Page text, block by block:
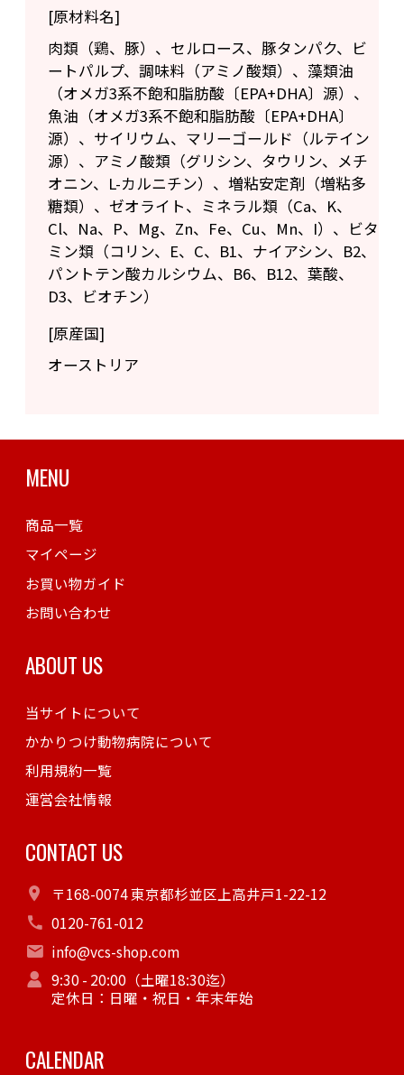
[原材料名]
肉類（鶏、豚）、セルロース、豚タンパク、ビ
ートパルプ、調味料（アミノ酸類）、藻類油
（オメガ3系不飽和脂肪酸〔EPA+DHA〕源）、
魚油（オメガ3系不飽和脂肪酸〔EPA+DHA〕
源）、サイリウム、マリーゴールド（ルテイン
源）、アミノ酸類（グリシン、タウリン、メチ
オニン、L-カルニチン）、増粘安定剤（増粘多
糖類）、ゼオライト、ミネラル類（Ca、K、
Cl、Na、P、Mg、Zn、Fe、Cu、Mn、I）、ビタ
ミン類（コリン、E、C、B1、ナイアシン、B2、
パントテン酸カルシウム、B6、B12、葉酸、
D3、ビオチン）
[原産国]
オーストリア
MENU
商品一覧
マイページ
お買い物ガイド
お問い合わせ
ABOUT US
当サイトについて
かかりつけ動物病院について
利用規約一覧
運営会社情報
CONTACT US
〒168-0074 東京都杉並区上高井戸1-22-12
0120-761-012
info@vcs-shop.com
9:30 - 20:00（土曜18:30迄）
定休日：日曜・祝日・年末年始
CALENDAR